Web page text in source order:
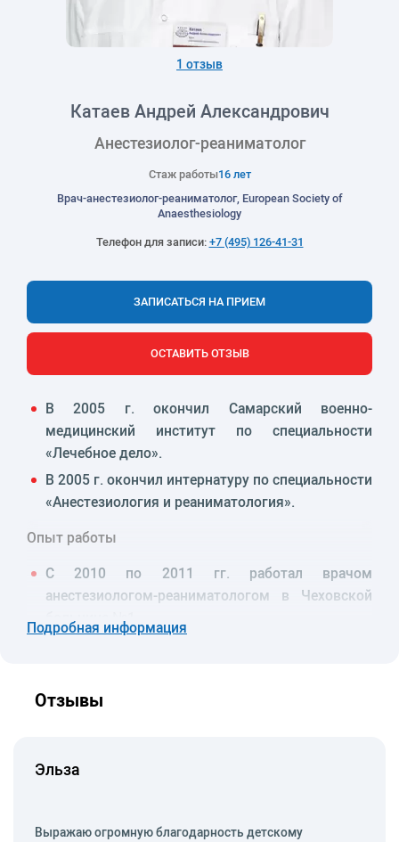
1 отзыв
Катаев Андрей Александрович
Анестезиолог-реаниматолог
Стаж работы16 лет
Врач-анестезиолог-реаниматолог, European Society of
Anaesthesiology
Телефон для записи:+7 (495) 126-41-31
ЗАПИСАТЬСЯ НА ПРИЕМ
ОСТАВИТЬ ОТЗЫВ
В 2005 г. окончил Самарский военно-
медицинский институт по специальности
«Лечебное дело».
В 2005 г. окончил интернатуру по специальности
«Анестезиология и реаниматология».
Опыт работы
С 2010 по 2011 гг. работал врачом
анестезиологом-реаниматологом в Чеховской
больнице №1.
экстренных операций (хирургия, травматология,
Подробная информация
Отзывы
Эльза
Выражаю огромную благодарность детскому